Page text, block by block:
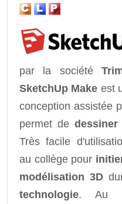
par la société
SketchUp Make est
conception assistée
permet de
Très facile
au collège pour
modélisation 3D
technologie. Au